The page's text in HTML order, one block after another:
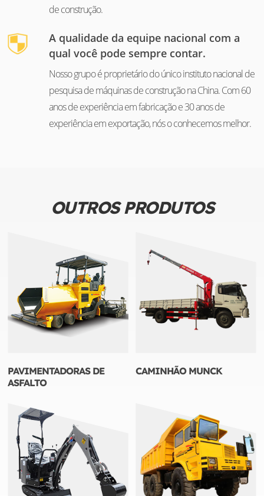
de construção.
A qualidade da equipe nacional com a
qual você pode sempre contar.
Nosso grupo é proprietário do único instituto nacional de
pesquisa de máquinas de construção na China. Com 60
anos de experiência em fabricação e 30 anos de
experiência em exportação, nós o conhecemos melhor.
OUTROS PRODUTOS
PAVIMENTADORAS DE
ASFALTO
CAMINHÃO MUNCK